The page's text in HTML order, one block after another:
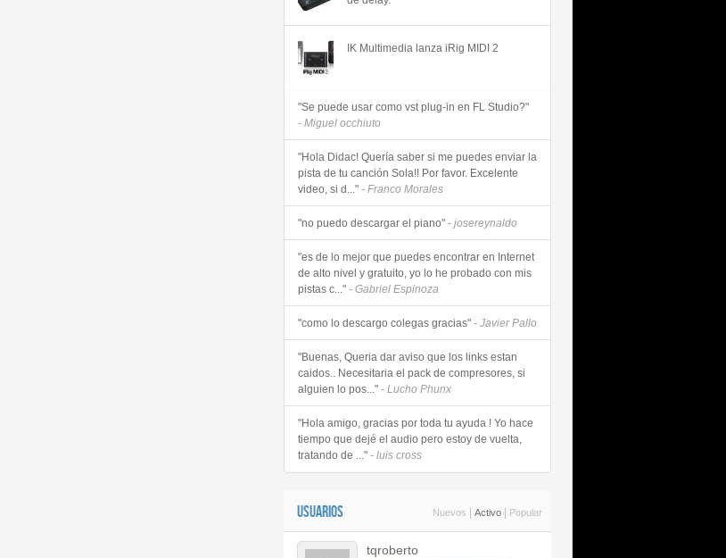
IK Multimedia lanza iRig MIDI 2
"Se puede usar como vst plug-in en FL Studio?"
- Miguel occhiuto
"Hola Didac! Quería saber si me puedes enviar la
pista de tu canción Sola!! Por favor. Excelente
video, si d..." - Franco Morales
"no puedo descargar el piano" - josereynaldo
"es de lo mejor que puedes encontrar en Internet
de alto nivel y gratuito, yo lo he probado con mis
pistas c..." - Gabriel Espinoza
"como lo descargo colegas gracias" - Javier Pallo
"Buenas, Queria dar aviso que los links estan
caidos.. Necesitaria el pack de compresores, si
alguien lo pos..." - Lucho Phunx
"Hola amigo, gracias por toda tu ayuda ! Yo hace
tiempo que dejé el audio pero estoy de vuelta,
tratando de ..." - luis cross
USUARIOS Nuevos Activo Popular
tqroberto